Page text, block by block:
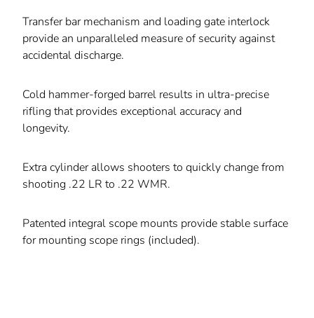
Transfer bar mechanism and loading gate interlock
provide an unparalleled measure of security against
accidental discharge.
Cold hammer-forged barrel results in ultra-precise
rifling that provides exceptional accuracy and
longevity.
Extra cylinder allows shooters to quickly change from
shooting .22 LR to .22 WMR.
Patented integral scope mounts provide stable surface
for mounting scope rings (included).